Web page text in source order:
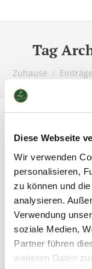
Diese Webseite
Wir verwenden
personalisieren,
zu können und
analysieren.
Verwendung
soziale Medien,
Partner führen
weiteren Daten
Tag
Du bist hier:
Zuhause